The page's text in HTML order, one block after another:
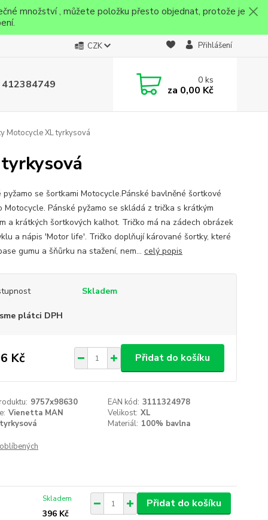
množství , můžete položku přesto objednat, protože je
CZK Přihlášení
0ks
za 0,00 Kč
Motocycle XL tyrkysová
pyžamo se šortkami Motocycle.Pánské bavlněné šortkové
Motocycle. Pánské pyžamo se skládá z trička s krátkým
a krátkých šortkových kalhot. Tričko má na zádech obrázek
a nápis 'Motor life'. Tričko doplňují kárované šortky, které
gumu a šňůrku na stažení, nem... celý popis
Skladem
plátci DPH
Kč Přidat do košíku
9757x98630 EAN kód: 3111324978
Vienetta MAN Velikost: XL
tyrkysová Materiál: 100% bavlna
396 Kč
Skladem Přidat do košíku